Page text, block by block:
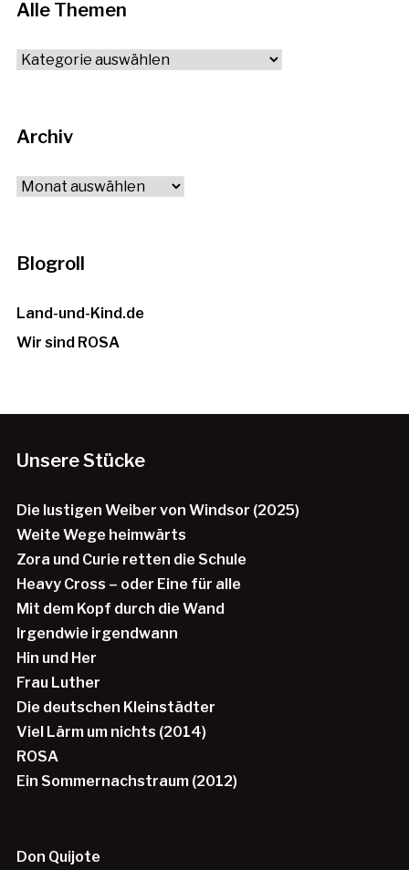
Alle Themen
Alle
Archiv
Archiv
Blogroll
Land-und-Kind.de
Wir sind ROSA
Unsere Stücke
Die lustigen Weiber von Windsor (2025)
Weite Wege heimwärts
Zora und Curie retten die Schule
Heavy Cross – oder Eine für alle
Mit dem Kopf durch die Wand
Irgendwie irgendwann
Hin und Her
Frau Luther
Die deutschen Kleinstädter
Viel Lärm um nichts (2014)
ROSA
Ein Sommernachstraum (2012)
Don Quijote